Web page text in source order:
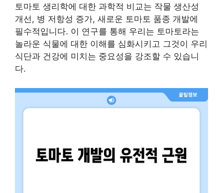
토마토 생리학에 대한 과학적 비교는 작물 생산성
개선, 병 저항성 증가, 새로운 토마토 품종 개발에
필수적입니다. 이 연구를 통해 우리는 토마토라는
놀라운 식물에 대한 이해를 심화시키고 그것이 우리
식단과 건강에 미치는 중요성을 강조할 수 있습니
다.